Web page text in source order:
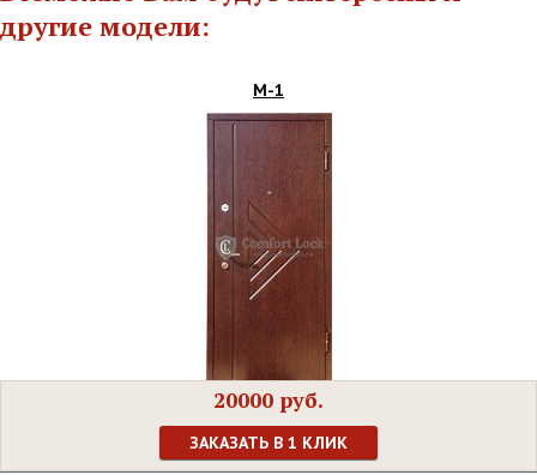
другие модели:
М-1
20000 руб.
ЗАКАЗАТЬ В 1 КЛИК